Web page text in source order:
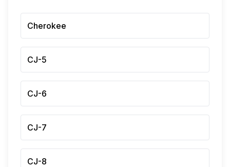
Cherokee
CJ-5
CJ-6
CJ-7
CJ-8